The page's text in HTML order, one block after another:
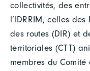
collectivités, des
l’IDRRIM, celles
des routes (DIR) et
territoriales (CTT)
membres du